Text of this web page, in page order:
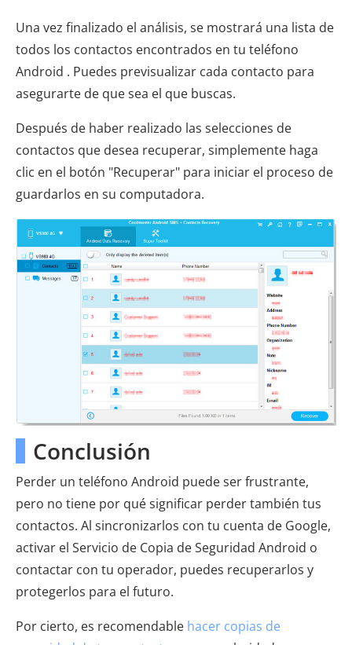
Una vez finalizado el análisis, se mostrará una lista de
todos los contactos encontrados en tu teléfono
Android . Puedes previsualizar cada contacto para
asegurarte de que sea el que buscas.
Después de haber realizado las selecciones de
contactos que desea recuperar, simplemente haga
clic en el botón "Recuperar" para iniciar el proceso de
guardarlos en su computadora.
Conclusión
Perder un teléfono Android puede ser frustrante,
pero no tiene por qué significar perder también tus
contactos. Al sincronizarlos con tu cuenta de Google,
activar el Servicio de Copia de Seguridad Android o
contactar con tu operador, puedes recuperarlos y
protegerlos para el futuro.
Por cierto, es recomendable hacer copias de